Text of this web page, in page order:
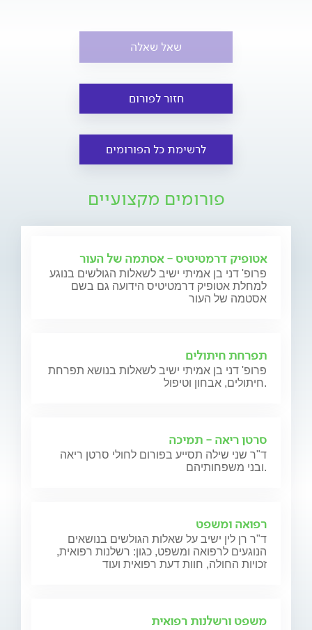
שאל שאלה
חזור לפורום
לרשימת כל הפורומים
פורומים מקצועיים
אטופיק דרמטיטיס - אסתמה של העור
פרופ' דני בן אמיתי ישיב לשאלות הגולשים בנוגע
למחלת אטופיק דרמטיטיס הידועה גם בשם
אסטמה של העור
תפרחת חיתולים
פרופ' דני בן אמיתי ישיב לשאלות בנושא תפרחת
חיתולים, אבחון וטיפול.
סרטן ריאה - תמיכה
ד"ר שני שילה תסייע בפורום לחולי סרטן ריאה
ובני משפחותיהם.
רפואה ומשפט
ד"ר רן לין ישיב על שאלות הגולשים בנושאים
הנוגעים לרפואה ומשפט, כגון: רשלנות רפואית,
זכויות החולה, חוות דעת רפואית ועוד
משפט ורשלנות רפואית